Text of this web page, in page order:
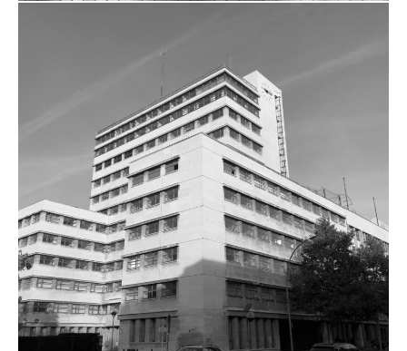
UMBAU UND SANIERUNG
ZUM PROJEKT